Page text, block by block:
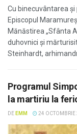
Cu binecuvântarea
Episcopul
Mănăstirea „Sfânta
duhovnici și
Steinhardt,
Programul
la martiriu la
DE EMM 24 OCTOMBRIE